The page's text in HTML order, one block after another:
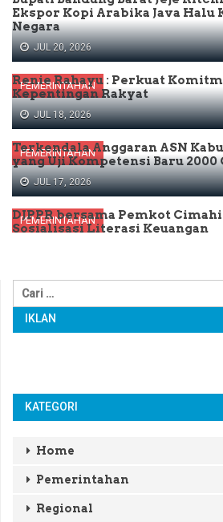
Ekspor Kopi Arabika Java Halu
Negara
PEMERINTAHAN
JUL 20, 2026
Renie Rahayu : Perkuat
Kepentingan Rakyat
PEMERINTAHAN
JUL 18, 2026
Terkendala Anggaran ASN
yang Uji Kompetensi Baru 2000
PEMERINTAHAN
JUL 17, 2026
DJPPR bersama Pemkot
Sosialisasi Literasi Keuangan
IKLAN
KATEGORI
Home
Pemerintahan
Regional